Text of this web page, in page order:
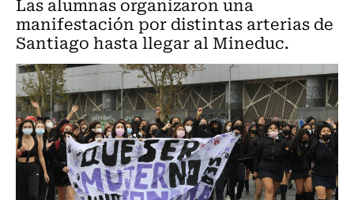
manifestación por distintas arterias de
Santiago hasta llegar al Mineduc.